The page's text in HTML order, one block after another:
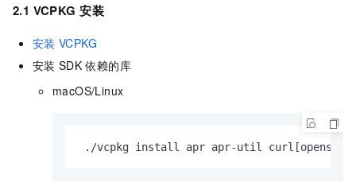
2.1 VCPKG 安装
安装 VCPKG
安装 SDK 依赖的库
macOS/Linux
./vcpkg install apr apr-util